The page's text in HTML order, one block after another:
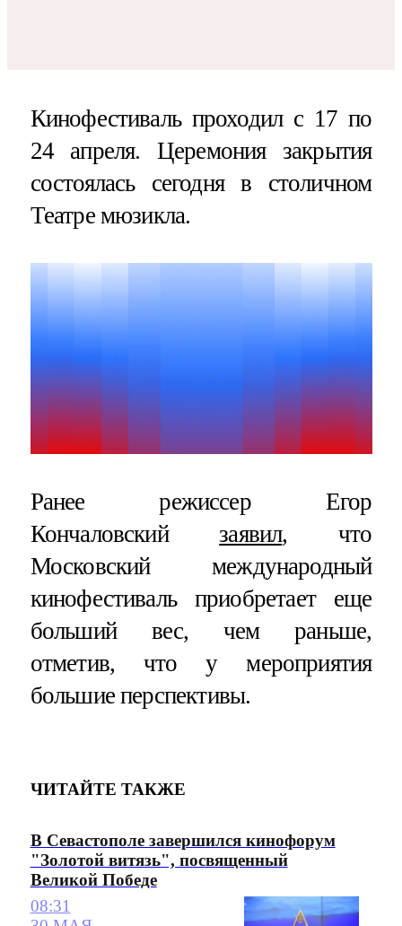
Кинофестиваль проходил с 17 по
24 апреля. Церемония закрытия
состоялась сегодня в столичном
Театре мюзикла.
Ранее режиссер Егор
Кончаловскийзаявил, что
Московский международный
кинофестиваль приобретает еще
больший вес, чем раньше,
отметив, что у мероприятия
большие перспективы.
ЧИТАЙТЕ ТАКЖЕ
В Севастополе завершился кинофорум
"Золотой витязь", посвященный
Великой Победе
08:31